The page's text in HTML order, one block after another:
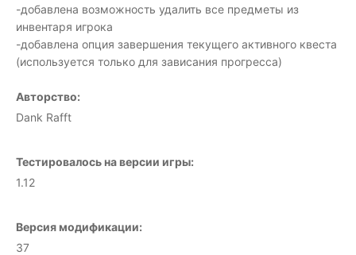
-добавлена ​​возможность удалить все предметы из
инвентаря игрока
-добавлена ​​опция завершения текущего активного квеста
(используется только для зависания прогресса)
Авторство:
Dank Rafft
Тестировалось на версии игры:
1.12
Версия модификации:
37